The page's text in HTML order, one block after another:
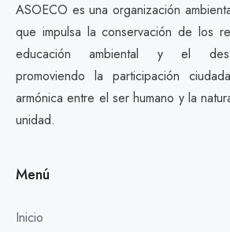
ASOECO es una organización
que impulsa la conservación de los
educación ambiental y el
promoviendo la participación
armónica entre el ser humano y la
unidad.
Menú
Inicio